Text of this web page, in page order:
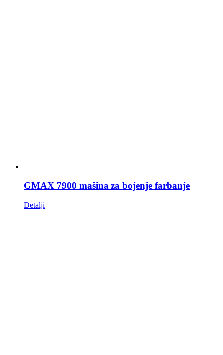
GMAX 7900 mašina za bojenje farbanje
Detalji